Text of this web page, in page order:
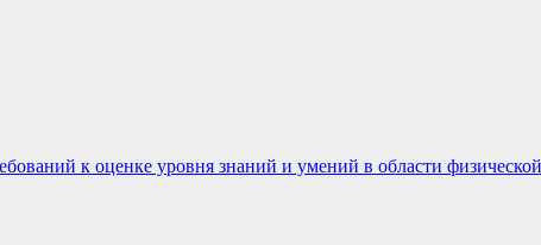
к оценке уровня знаний и умений в области